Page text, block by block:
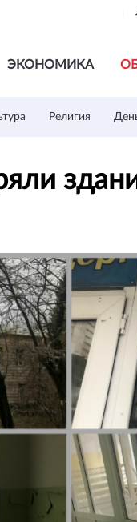
ЭКОНОМИКА
Религия